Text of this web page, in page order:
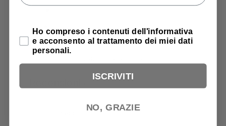
Privacy Policy
Ho compreso i contenuti dell'informativa
e acconsento al trattamento dei miei dati
personali.
ISCRIVITI
NO, GRAZIE